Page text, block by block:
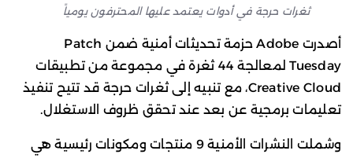
ثغرات حرجة في أدوات يعتمد عليها المحترفون يومياً
أصدرت Adobe حزمة تحديثات أمنية ضمن Patch
Tuesday لمعالجة 44 ثغرة في مجموعة من تطبيقات
Creative Cloud، مع تنبيه إلى ثغرات حرجة قد تتيح تنفيذ
تعليمات برمجية عن بعد عند تحقق ظروف الاستغلال.
وشملت النشرات الأمنية 9 منتجات ومكونات رئيسية هي